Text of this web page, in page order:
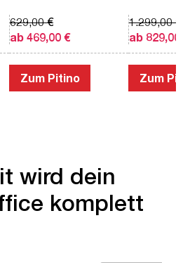
ab 469,00 €
629,00 €
Zum Pitino
ab 829,00 €
1.299,00 €
Zum
wird dein
komplett